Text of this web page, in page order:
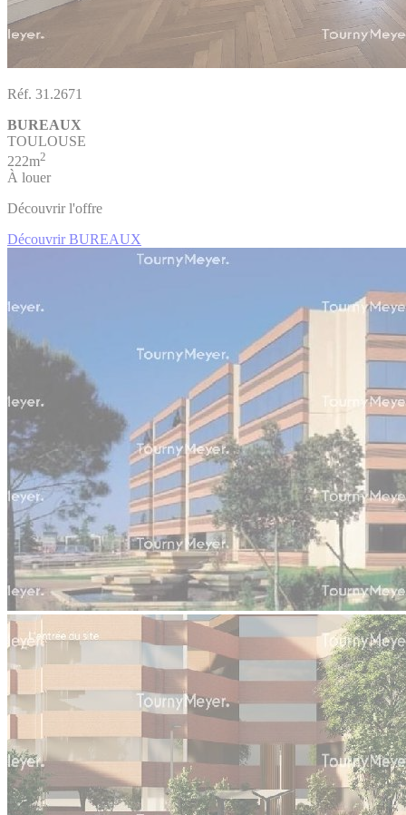
Réf. 31.2671
BUREAUX
TOULOUSE
222m2
À louer
Découvrir l'offre
Découvrir BUREAUX